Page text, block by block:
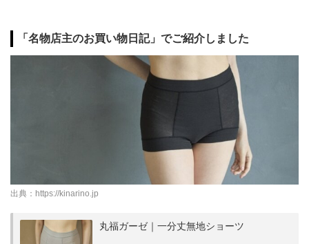
「名物店主のお買い物日記」でご紹介しました
出典： https://kinarino.jp
丸福ガーゼ｜一分丈無地ショーツ